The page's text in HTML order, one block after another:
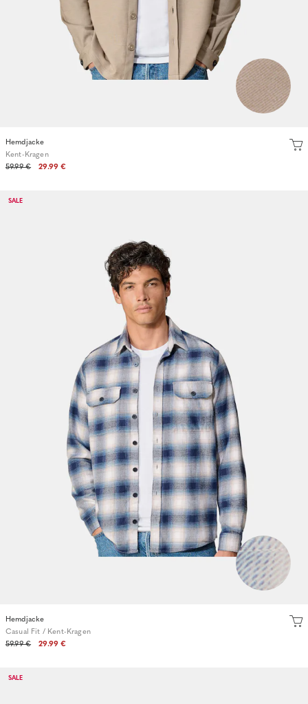
Hemdjacke
Kent-Kragen
59.99 €
29.99 €
SALE
Hemdjacke
Casual Fit / Kent-Kragen
59.99 €
29.99 €
SALE